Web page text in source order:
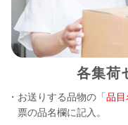
各集荷
・お送りする品物の「品目
票の品名欄に記入。